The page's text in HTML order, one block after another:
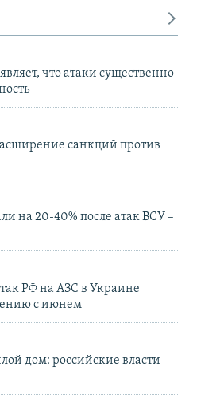
что атаки существенно
санкций против
на 20-40% после атак ВСУ –
РФ на АЗС в Украине
с июнем
дом: российские власти